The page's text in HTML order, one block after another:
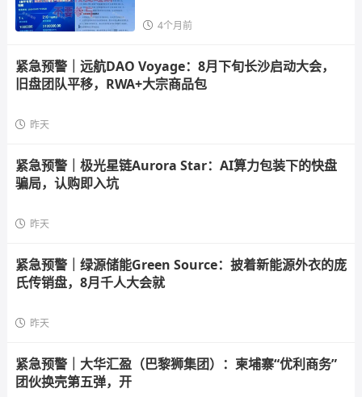
4个月前
紧急预警｜远航DAO Voyage：8月下旬长沙启动大会，
旧盘团队平移，RWA+大宗商品包
昨天
紧急预警｜极光星链Aurora Star：AI算力包装下的快盘
骗局，认购即入坑
昨天
紧急预警｜绿源储能Green Source：披着新能源外衣的庞
氏传销盘，8月千人大会就
昨天
紧急预警｜大华汇盈（巴黎狮集团）：柬埔寨“优利商务”
团伙换壳第五弹，开